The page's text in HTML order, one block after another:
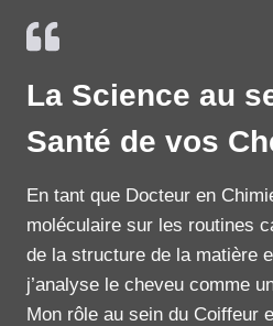
La Science au
Santé de vos
En tant que Docteur en
moléculaire sur les routines
de la structure de la matière
j’analyse le cheveu comme
Mon rôle au sein du Coiffeur